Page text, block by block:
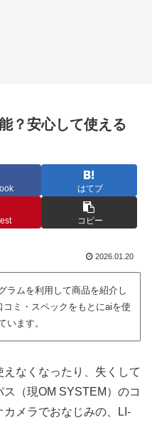
？安心して使える
はてブ
コピー
2026.01.20
ラムを利用して商品を紹介し
ミ・スペックをもとにaiを使
います。
なくなったり、失くして
（現OM SYSTEM）のコ
メラでおなじみの、LI-